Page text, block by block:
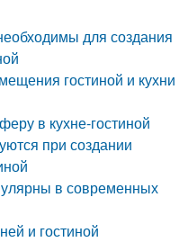
для создания
гостиной и кухни
в кухне-гостиной
при создании
в современных
и гостиной